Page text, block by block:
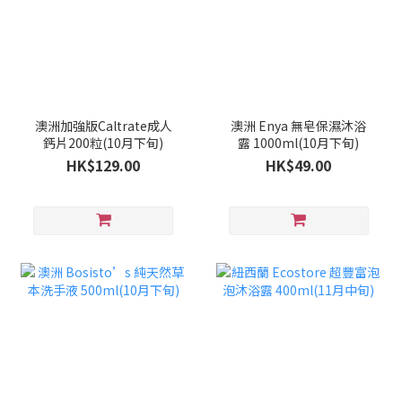
澳洲加強版Caltrate成人
鈣片200粒(10月下旬)
HK$129.00
澳洲 Enya 無皂保濕沐浴
露 1000ml(10月下旬)
HK$49.00